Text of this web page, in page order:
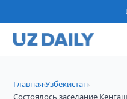
Главная›Узбекистан›
Состоялось заседание